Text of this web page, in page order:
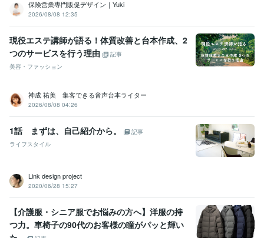
保険営業専門販促デザイン｜Yuki
2026/08/08 12:35
現役エステ講師が語る！体質改善と台本作成、2
つのサービスを行う理由
記事
美容・ファッション
神成 祐美 集客できる音声台本ライター
2026/08/08 04:26
1話 まずは、自己紹介から。
記事
ライフスタイル
Link design project
2020/06/28 15:27
【介護服・シニア服でお悩みの方へ】洋服の持
つ力。車椅子の90代のお客様の瞳がパッと輝い